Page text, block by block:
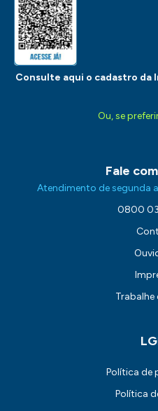
Consulte aqui o cadastro da
Ou, se
Fale
Atendimento de segunda
0800
Política de
Política